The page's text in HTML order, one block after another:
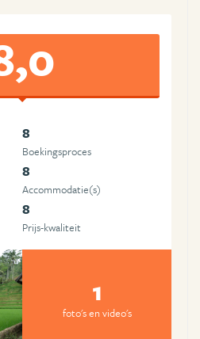
8
Boekingsproces
8
Accommodatie(s)
8
Prijs-kwaliteit
1
foto's en video's